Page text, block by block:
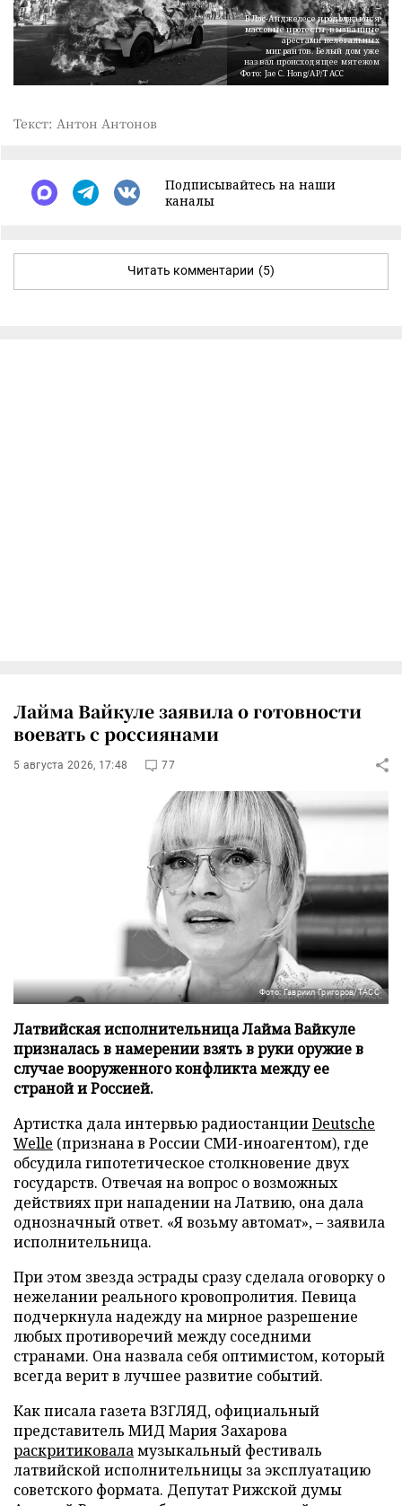
В Лос-Анджелесе продолжаются
массовые протесты, вызванные
арестами нелегальных
мигрантов. Белый дом уже
назвал происходящее мятежом
Фото: Jae C. Hong/AP/ТАСС
Текст: Антон Антонов
Подписывайтесь на наши
каналы
Читать комментарии (5)
Лайма Вайкуле заявила о готовности
воевать с россиянами
5 августа 2026, 17:48 77
Фото: Гавриил Григоров/ТАСС
Латвийская исполнительница Лайма Вайкуле
призналась в намерении взять в руки оружие в
случае вооруженного конфликта между ее
страной и Россией.
Артистка дала интервью радиостанцииDeutsche
Welle (признана в России СМИ-иноагентом), где
обсудила гипотетическое столкновение двух
государств. Отвечая на вопрос о возможных
действиях при нападении на Латвию, она дала
однозначный ответ. «Я возьму автомат», – заявила
исполнительница.
При этом звезда эстрады сразу сделала оговорку о
нежелании реального кровопролития. Певица
подчеркнула надежду на мирное разрешение
любых противоречий между соседними
странами. Она назвала себя оптимистом, который
всегда верит в лучшее развитие событий.
Как писала газета ВЗГЛЯД, официальный
представитель МИД Мария Захарова
раскритиковаламузыкальный фестиваль
латвийской исполнительницы за эксплуатацию
советского формата. Депутат Рижской думы